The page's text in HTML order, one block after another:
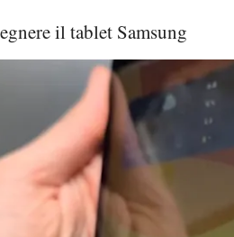
il tablet Samsung